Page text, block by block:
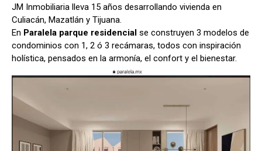
JM Inmobiliaria lleva 15 años desarrollando vivienda en
Culiacán, Mazatlán y Tijuana.
En Paralela parque residencial se construyen 3 modelos de
condominios con 1, 2 ó 3 recámaras, todos con inspiración
holística, pensados en la armonía, el confort y el bienestar.